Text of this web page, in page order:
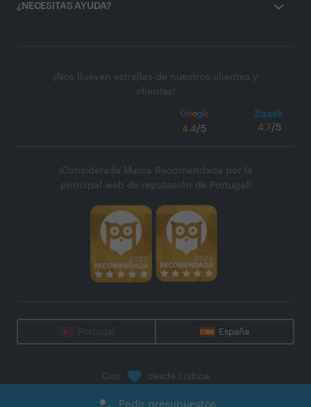
Pedir presupuestos
¿NECESITAS AYUDA?
¡Nos llueven estrellas de nuestros clientes y
clientas!
4.4/5 4.7/5
¡Considerada Marca Recomendada por la
principal web de reputación de Portugal!
Portugal España
Con desde Lisboa
Zaask - Plataforma Digital, S.A.